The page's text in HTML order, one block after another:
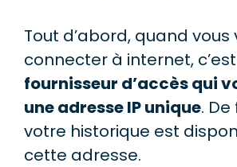
Tout d’abord, quand vous
connecter à internet,
fournisseur d’accès qui
une adresse IP unique.
votre historique est
cette adresse.